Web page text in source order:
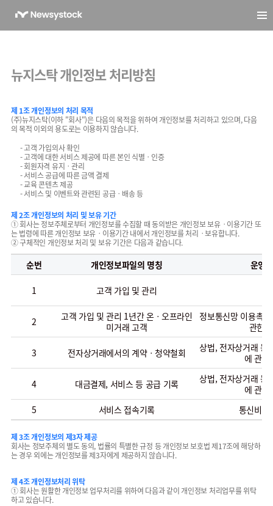
뉴지스탁개인정보 처리방침
제 1조 개인정보의 처리 목적
(주)뉴지스탁(이하 "회사")은 다음의 목적을 위하여 개인정보를 처리하고 있으며, 다음
의 목적 이외의 용도로는 이용하지 않습니다.
- 고객 가입의사 확인
- 고객에 대한 서비스 제공에 따른 본인 식별ㆍ인증
- 회원자격 유지ㆍ관리
- 서비스 공급에 따른 금액 결제
- 교육 콘텐츠 제공
- 서비스 및 이벤트와 관련된 공급ㆍ배송 등
제 2조 개인정보의 처리 및 보유 기간
① 회사는 정보주체로부터 개인정보를 수집할 때 동의받은 개인정보 보유ㆍ이용기간 또
는 법령에 따른 개인정보 보유ㆍ이용기간 내에서 개인정보를 처리ㆍ보유합니다.
② 구체적인 개인정보 처리 및 보유 기간은 다음과 같습니다.
순번 개인정보파일의 명칭 운영
1 고객 가입 및 관리
2
고객 가입 및 관리 1년간 온ㆍ오프라인
미거래 고객
정보통신망 이용촉
관한
3 전자상거래에서의 계약ㆍ청약철회
상법, 전자상거래 등
에 관한
4 대금결제, 서비스 등 공급 기록
상법, 전자상거래 등
에 관한
5
서비스 접속기록 통신비밀
제 3조 개인정보의 제3자 제공
회사는 정보주체의 별도 동의, 법률의 특별한 규정 등 개인정보 보호법 제17조에 해당하
는 경우 외에는 개인정보를 제3자에게 제공하지 않습니다.
제 4조 개인정보처리 위탁
① 회사는 원활한 개인정보 업무처리를 위하여 다음과 같이 개인정보 처리업무를 위탁
하고 있습니다.